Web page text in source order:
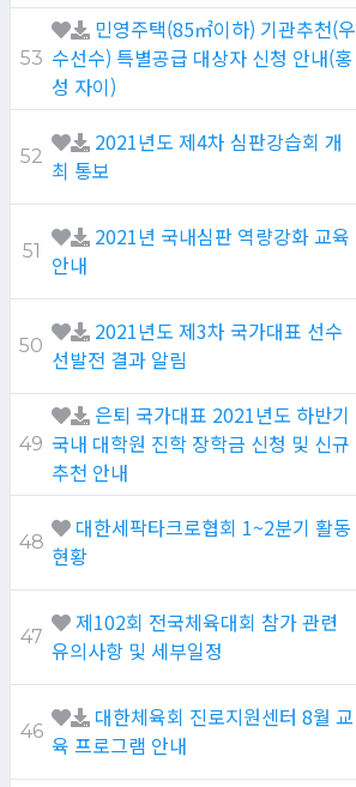
53
민영주택(85㎡이하) 기관추천(우
수선수) 특별공급 대상자 신청 안내(홍
성 자이)
52
2021년도 제4차 심판강습회 개
최 통보
51
2021년 국내심판 역량강화 교육
안내
50
2021년도 제3차 국가대표 선수
선발전 결과 알림
49
은퇴 국가대표 2021년도 하반기
국내 대학원 진학 장학금 신청 및 신규
추천 안내
48
대한세팍타크로협회 1~2분기 활동
현황
47
제102회 전국체육대회 참가 관련
유의사항 및 세부일정
46
대한체육회 진로지원센터 8월 교
육 프로그램 안내